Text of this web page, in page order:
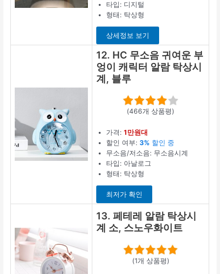
타입: 디지털
형태: 탁상형
상세정보 보기
12. HC 무소음 귀여운 부
엉이 캐릭터 알람 탁상시
계, 블루
(466개 상품평)
가격:1만원대
할인 여부:3% 할인 중
무소음/저소음: 무소음시계
타입: 아날로그
형태: 탁상형
최저가 확인
13. 페테레 알람 탁상시
계 소, 스노우화이트
(1개 상품평)